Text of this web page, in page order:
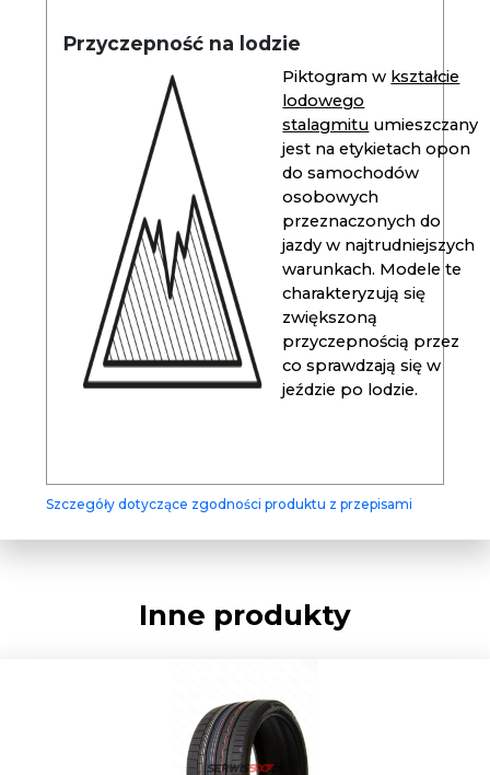
Przyczepność na lodzie
Piktogram w kształcie
lodowego
stalagmitu umieszczany
jest na etykietach opon
do samochodów
osobowych
przeznaczonych do
jazdy w najtrudniejszych
warunkach. Modele te
charakteryzują się
zwiększoną
przyczepnością przez
co sprawdzają się w
jeździe po lodzie.
Szczegóły dotyczące zgodności produktu z przepisami
Inne produkty